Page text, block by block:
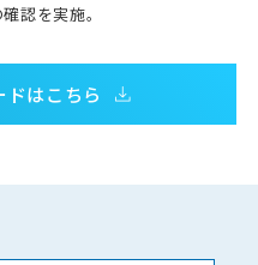
認を実施。
はこちら